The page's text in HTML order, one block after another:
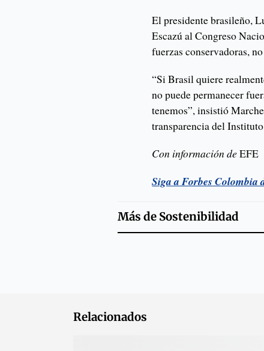
El presidente brasileño,
Escazú al Congreso
fuerzas conservadoras,
“Si Brasil quiere
no puede permanecer
tenemos”, insistió
transparencia del
Con información deEFE
Siga a Forbes Colombia
Más de Sostenibilidad
Relacionados